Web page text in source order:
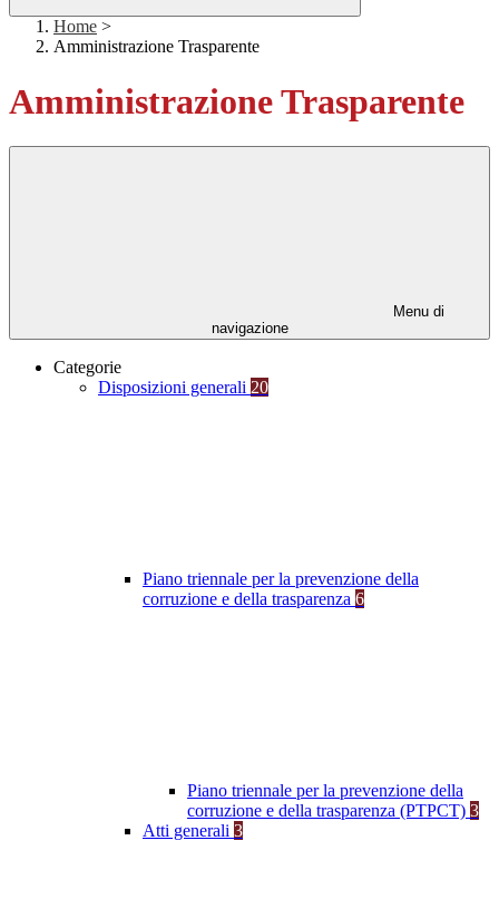
Home >
Amministrazione Trasparente
Amministrazione Trasparente
Menu di
navigazione
Categorie
Disposizioni generali 20
Piano triennale per la prevenzione della
corruzione e della trasparenza 6
Piano triennale per la prevenzione della
corruzione e della trasparenza (PTPCT) 3
Atti generali 3